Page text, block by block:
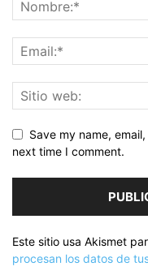
Save my name,
next time I comment.
Este sitio usa Akismet
procesan los datos de